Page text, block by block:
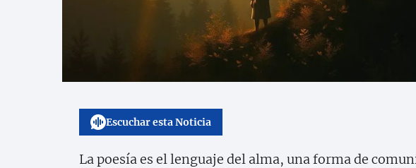
Escuchar esta Noticia
La poesía es el lenguaje del alma, una forma de